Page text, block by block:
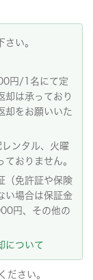
い。
円/1名にて定
却は承っており
却をお願いいた
ンタル、火曜
おりません。
（免許証や保険
い場合は保証金
円、その他の
について
ださい。